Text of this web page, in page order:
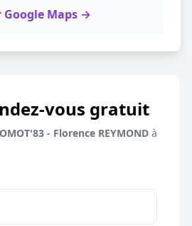
Google Maps →
vous gratuit
- Florence REYMOND à